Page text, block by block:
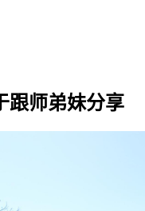
跟师弟妹分享